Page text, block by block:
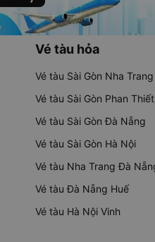
Vé tàu hỏa
Vé tàu Sài Gòn Nha Trang
Vé tàu Sài Gòn Phan Thiết
Vé tàu Sài Gòn Đà Nẵng
Vé tàu Sài Gòn Hà Nội
Vé tàu Nha Trang Đà
Vé tàu Đà Nẵng Huế
Vé tàu Hà Nội Vinh